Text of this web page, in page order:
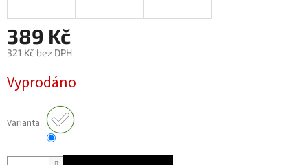
389 Kč
321 Kč bez DPH
cena:
Vyprodáno
Varianta